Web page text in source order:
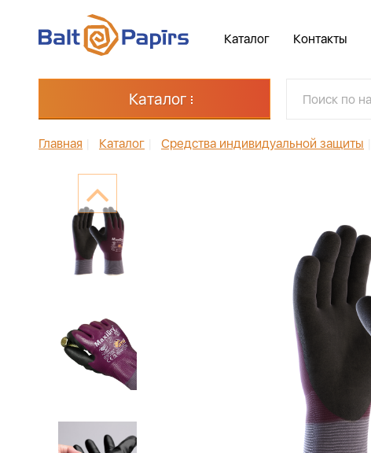
Каталог Контакты
Каталог
Главная Каталог Средства индивидуальной защиты